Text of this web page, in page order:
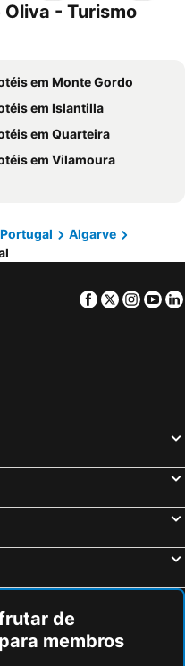
- Turismo
em Monte Gordo
em Islantilla
em Quarteira
em Vilamoura
Portugal
Algarve
Facebook
Twitter
de
membros